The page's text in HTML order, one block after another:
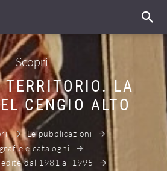
Scopri
TERRITORIO. LA
CENGIO ALTO
Le pubblicazioni
e cataloghi
dal 1981 al 1995